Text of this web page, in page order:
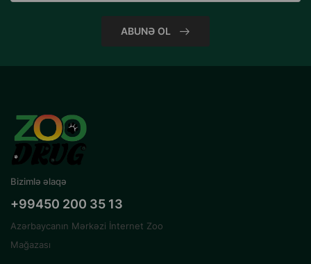
ABUNƏ OL
Bizimlə əlaqə
+99450 200 35 13
Azərbaycanın Mərkəzi İnternet Zoo
Mağazası